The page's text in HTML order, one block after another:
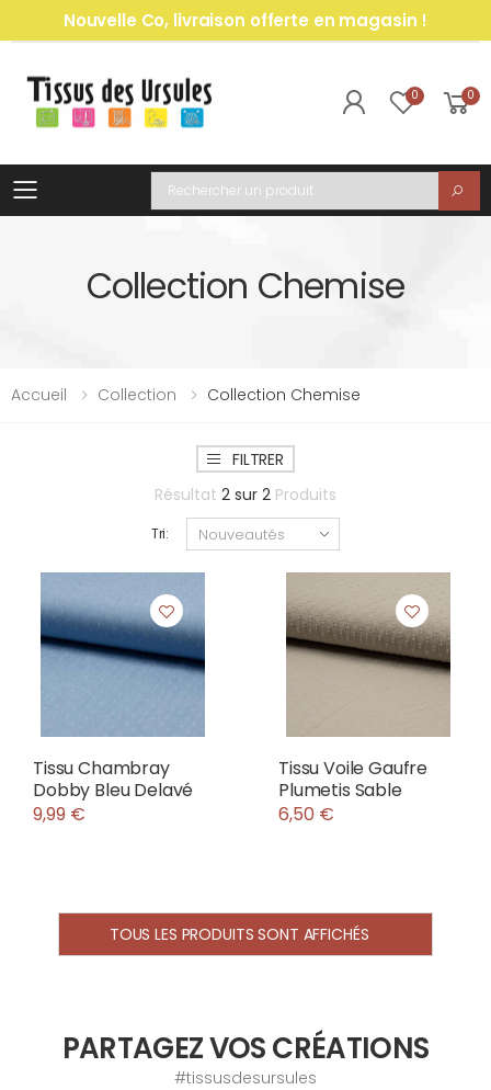
Nouvelle Co, livraison offerte en magasin !
0 0
Toggle mobile menu
Recherche
Collection Chemise
Accueil Collection Collection Chemise
FILTRER
Résultat 2 sur 2 Produits
Tri:
Tissu Chambray
Dobby Bleu Delavé
9,99 €
Tissu Voile Gaufre
Plumetis Sable
6,50 €
TOUS LES PRODUITS SONT AFFICHÉS
PARTAGEZ VOS CRÉATIONS
#tissusdesursules